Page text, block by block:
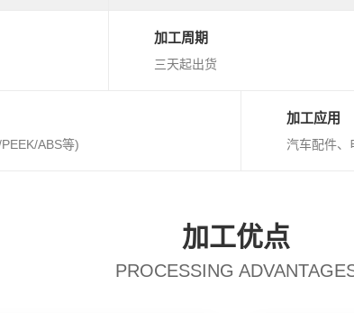
加工周期
三天起出货
ABS等)
加工应用
汽车配件、
加工优点
PROCESSING